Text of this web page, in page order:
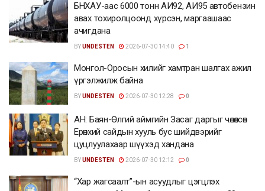
БНХАУ-аас 6000 тонн АИ92, АИ95 автобензин
авах тохиролцоонд хүрсэн, маргаашаас
ачигдана
BYUNDESTEN 2026-07-30 14:40 1
Монгол-Оросын хилийг хамтран шалгах ажил
үргэлжилж байна
BYUNDESTEN 2026-07-30 12:28 0
АН: Баян-Өлгий аймгийн Засаг даргыг чөлөөлсөн
Ерөнхий сайдын хууль бус шийдвэрийг
цуцлуулахаар шүүхэд хандана
BYUNDESTEN 2026-07-30 12:12 0
“Хар жагсаалт”-ын асуудлыг цэгцлэх